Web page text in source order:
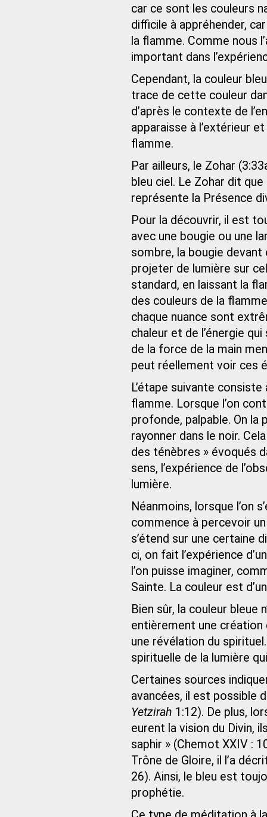
car ce sont les couleurs
difficile à appréhender,
la flamme. Comme nous
important dans
Cependant, la couleur
trace de cette couleur
d’après le contexte de
apparaisse à l’extérieur
flamme.
Par ailleurs, le Zohar
bleu ciel. Le Zohar dit
représente la Présence
Pour la découvrir, il est
avec une bougie ou une
sombre, la bougie
projeter de lumière sur
standard, en laissant la
des couleurs de la
chaque nuance sont
chaleur et de l’énergie
de la force de la main
peut réellement voir ces
L’étape suivante
flamme. Lorsque l’on
profonde, palpable. On
rayonner dans le noir.
des ténèbres » évoqués
sens, l’expérience de
lumière.
Néanmoins, lorsque l’on
commence à percevoir
s’étend sur une certaine
ci, on fait l’expérience
l’on puisse imaginer,
Sainte. La couleur est
Bien sûr, la couleur bleue
entièrement une création
une révélation du
spirituelle de la lumière
Certaines sources
avancées, il est possible
Yetzirah 1:12). De plus,
eurent la vision du Divin,
saphir » (Chemot XXIV :
Trône de Gloire, il l’a
26). Ainsi, le bleu est
prophétie.